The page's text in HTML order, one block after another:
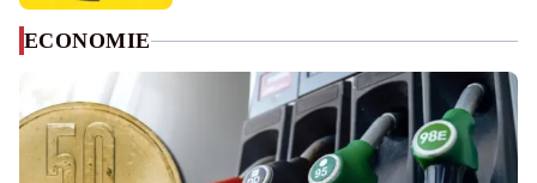
ECONOMIE